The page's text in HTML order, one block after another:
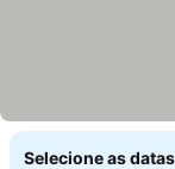
Selecione as